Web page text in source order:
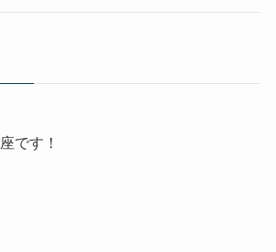
です！